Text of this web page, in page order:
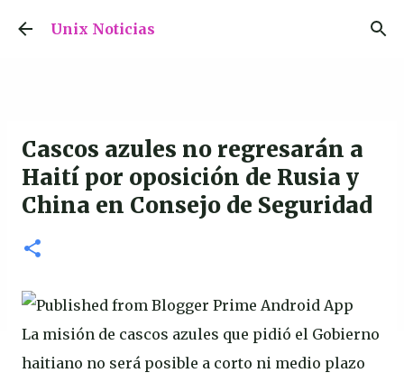
Ir al contenido principal
Unix Noticias
Cascos azules no regresarán a
Haití por oposición de Rusia y
China en Consejo de Seguridad
La misión de cascos azules que pidió el Gobierno
haitiano no será posible a corto ni medio plazo